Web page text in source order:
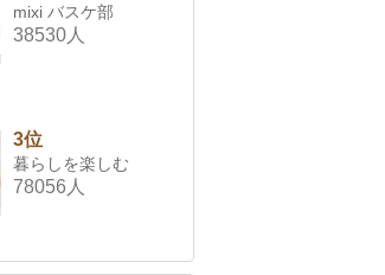
mixi バスケ部
38530人
3位
暮らしを楽しむ
78056人